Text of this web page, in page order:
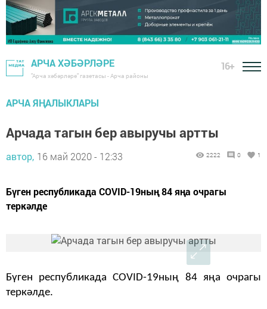
АРЧА ХӘБӘРЛӘРЕ
"Арча хәбәрләре" газетасы - Арча районы
16+
АРЧА ЯҢАЛЫКЛАРЫ
Арчада тагын бер авыручы артты
автор, 16 май 2020 - 12:33 2222 0 1
Бүген республикада COVID-19ның 84 яңа очрагы
теркәлде
Бүген республикада COVID-19ның 84 яңа очрагы
теркәлде.